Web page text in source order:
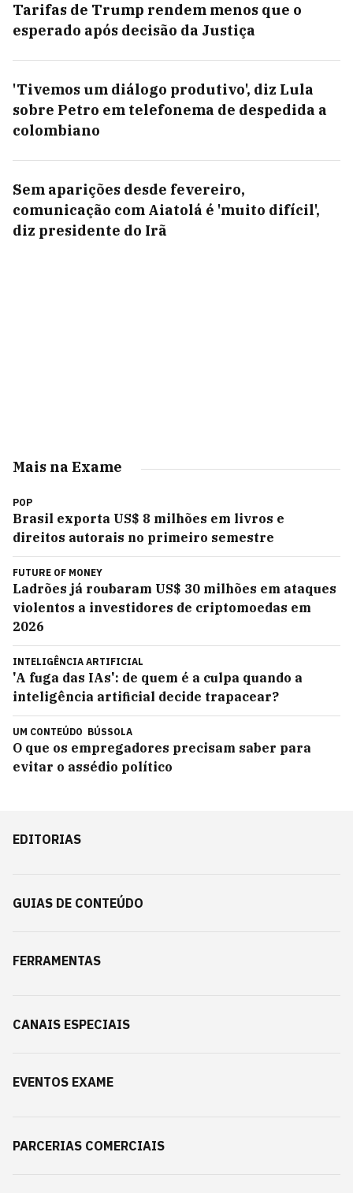
Tarifas de Trump rendem menos que o
esperado após decisão da Justiça
'Tivemos um diálogo produtivo', diz Lula
sobre Petro em telefonema de despedida a
colombiano
Sem aparições desde fevereiro,
comunicação com Aiatolá é 'muito difícil',
diz presidente do Irã
Mais na Exame
POP
Brasil exporta US$ 8 milhões em livros e
direitos autorais no primeiro semestre
FUTURE OF MONEY
Ladrões já roubaram US$ 30 milhões em ataques
violentos a investidores de criptomoedas em
2026
INTELIGÊNCIA ARTIFICIAL
'A fuga das IAs': de quem é a culpa quando a
inteligência artificial decide trapacear?
UM CONTEÚDO BÚSSOLA
O que os empregadores precisam saber para
evitar o assédio político
EDITORIAS
GUIAS DE CONTEÚDO
FERRAMENTAS
CANAIS ESPECIAIS
EVENTOS EXAME
PARCERIAS COMERCIAIS